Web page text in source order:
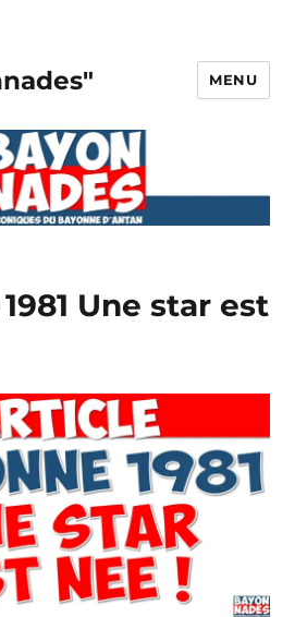
MENU
Une star est